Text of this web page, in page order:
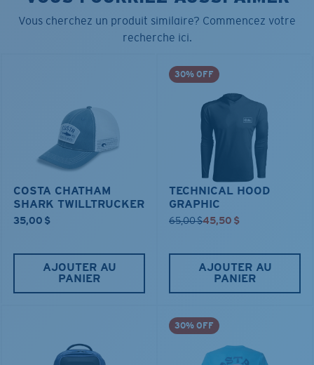
Vous cherchez un produit similaire? Commencez votre
recherche ici.
COSTA CHATHAM
SHARK TWILLTRUCKER
35,00 $
AJOUTER AU
PANIER
30% OFF
TECHNICAL HOOD
GRAPHIC
65,00 $45,50 $
AJOUTER AU
PANIER
30% OFF